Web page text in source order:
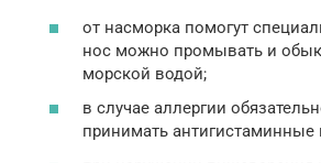
от насморка помогут
нос можно промывать и
морской водой;
в случае аллергии
принимать антигистаминные